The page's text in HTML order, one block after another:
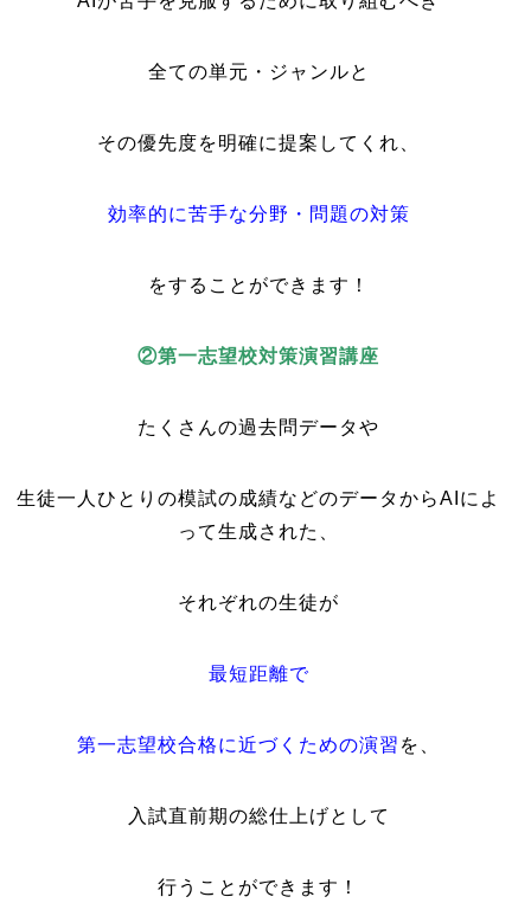
全ての単元・ジャンルと
その優先度を明確に提案してくれ、
効率的に苦手な分野・問題の対策
をする ことができます！
②第一志望校対策演習講座
たくさんの過去問データや
生徒一人ひとりの模試の成績などのデータからAIによ
って生成された、
それぞれの生徒が
最短距離で
第一志望校合格に近づくための演習 を、
入試直前期の総仕上げとして
行うことができます！